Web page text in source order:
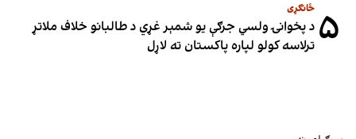
۵ ځانګړی
د پخوانۍ ولسي جرګې یو شمېر غړي د طالبانو خلاف ملاتړ
ترلاسه کولو لپاره پاکستان ته لاړل